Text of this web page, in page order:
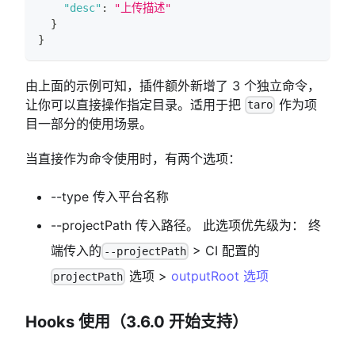
"desc" :
"上传描述"
}
}
由上面的示例可知，插件额外新增了 3 个独立命令，
让你可以直接操作指定目录。适用于把 taro 作为项
目一部分的使用场景。
当直接作为命令使用时，有两个选项：
--type 传入平台名称
--projectPath 传入路径。 此选项优先级为： 终
端传入的 --projectPath > CI 配置的
projectPath 选项 > outputRoot 选项
Hooks 使用（3.6.0 开始支持）